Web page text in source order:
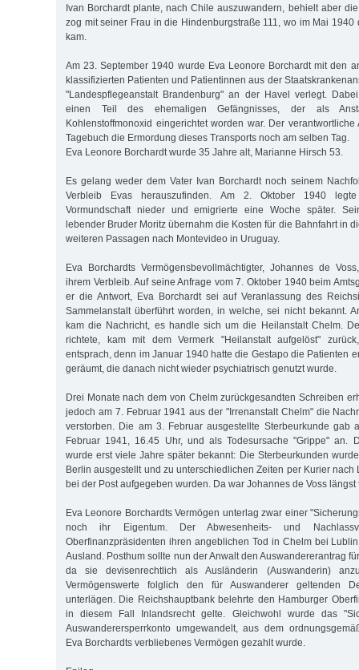
Ivan Borchardt plante, nach Chile auszuwandern, behielt aber
zog mit seiner Frau in die Hindenburgstraße 111, wo im Mai 1940
kam.
Am 23. September 1940 wurde Eva Leonore Borchardt mit den
klassifizierten Patienten und Patientinnen aus der
"Landespflegeanstalt Brandenburg" an der Havel verlegt.
einen Teil des ehemaligen Gefängnisses, der als
Kohlenstoffmonoxid eingerichtet worden war. Der
Tagebuch die Ermordung dieses Transports noch am selben Tag.
Eva Leonore Borchardt wurde 35 Jahre alt, Marianne Hirsch 53.
Es gelang weder dem Vater Ivan Borchardt noch seinem
Verbleib Evas herauszufinden. Am 2. Oktober 1940
Vormundschaft nieder und emigrierte eine Woche später.
lebender Bruder Moritz übernahm die Kosten für die Bahnfahrt in
weiteren Passagen nach Montevideo in Uruguay.
Eva Borchardts Vermögensbevollmächtigter, Johannes de
ihrem Verbleib. Auf seine Anfrage vom 7. Oktober 1940 beim
er die Antwort, Eva Borchardt sei auf Veranlassung des
Sammelanstalt überführt worden, in welche, sei nicht bekannt.
kam die Nachricht, es handle sich um die Heilanstalt Chelm.
richtete, kam mit dem Vermerk "Heilanstalt aufgelöst"
entsprach, denn im Januar 1940 hatte die Gestapo die Patienten
geräumt, die danach nicht wieder psychiatrisch genutzt wurde.
Drei Monate nach dem von Chelm zurückgesandten Schreiben
jedoch am 7. Februar 1941 aus der "Irrenanstalt Chelm" die
verstorben. Die am 3. Februar ausgestellte Sterbeurkunde gab
Februar 1941, 16.45 Uhr, und als Todesursache "Grippe" an.
wurde erst viele Jahre später bekannt: Die Sterbeurkunden
Berlin ausgestellt und zu unterschiedlichen Zeiten per Kurier nach
bei der Post aufgegeben wurden. Da war Johannes de Voss längst
Eva Leonore Borchardts Vermögen unterlag zwar einer
noch ihr Eigentum. Der Abwesenheits- und
Oberfinanzpräsidenten ihren angeblichen Tod in Chelm bei
Ausland. Posthum sollte nun der Anwalt den Auswandererantrag
da sie devisenrechtlich als Ausländerin (Auswanderin)
Vermögenswerte folglich den für Auswanderer geltenden
unterlägen. Die Reichshauptbank belehrte den Hamburger
in diesem Fall Inlandsrecht gelte. Gleichwohl wurde das
Auswanderersperrkonto umgewandelt, aus dem
Eva Borchardts verbliebenes Vermögen gezahlt wurde.